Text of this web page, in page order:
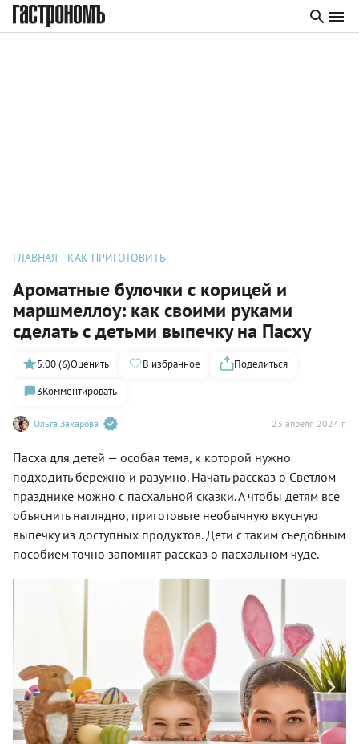
ГЛАВНАЯ КАК ПРИГОТОВИТЬ
Ароматные булочки с корицей и
маршмеллоу: как своими руками
сделать с детьми выпечку на Пасху
Ольга Захарова 23 апреля 2024 г.
5.00 (6)Оценить В избранное
Поделиться
3Комментировать
Пасха для детей — особая тема, к которой нужно
подходить бережно и разумно. Начать рассказ о Светлом
празднике можно с пасхальной сказки. А чтобы детям все
объяснить наглядно, приготовьте необычную вкусную
выпечку из доступных продуктов. Дети с таким съедобным
пособием точно запомнят рассказ о пасхальном чуде.